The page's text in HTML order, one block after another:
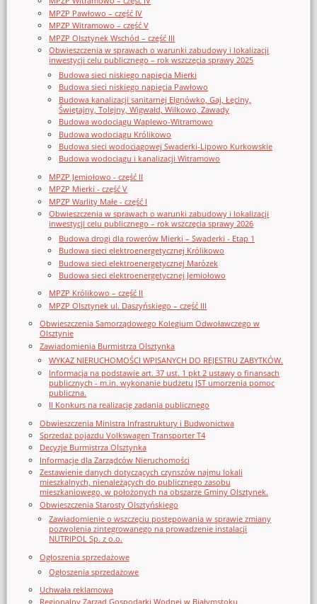
MPZP Pawłowo – część IV
MPZP Witramowo – część V
MPZP Olsztynek Wschód – część III
Obwieszczenia w sprawach o warunki zabudowy i lokalizacji
inwestycji celu publicznego – rok wszczęcia sprawy 2025
Budowa sieci niskiego napięcia Mierki
Budowa sieci niskiego napięcia Pawłowo
Budowa kanalizacji sanitarnej Elgnówko, Gaj, Łęciny,
Świętajny, Tolejny, Wigwałd, Wilkowo, Zawady
Budowa wodociągu Waplewo-Witramowo
Budowa wodociągu Królikowo
Budowa sieci wodociągowej Swaderki-Lipowo Kurkowskie
Budowa wodociągu i kanalizacji Witramowo
MPZP Jemiołowo - część II
MPZP Mierki - część V
MPZP Warlity Małe - część I
Obwieszczenia w sprawach o warunki zabudowy i lokalizacji
inwestycji celu publicznego – rok wszczęcia sprawy 2026
Budowa drogi dla rowerów Mierki – Swaderki - Etap 1
Budowa sieci elektroenergetycznej Królikowo
Budowa sieci elektroenergetycznej Marózek
Budowa sieci elektroenergetycznej Jemiołowo
MPZP Królikowo – część II
MPZP Olsztynek ul. Daszyńskiego – część III
Obwieszczenia Samorządowego Kolegium Odwoławczego w
Olsztynie
Zawiadomienia Burmistrza Olsztynka
WYKAZ NIERUCHOMOŚCI WPISANYCH DO REJESTRU ZABYTKÓW.
Informacja na podstawie art. 37 ust. 1 pkt 2 ustawy o finansach
publicznych - m.in. wykonanie budżetu JST umorzenia pomoc
publiczna.
II Konkurs na realizację zadania publicznego
Obwieszczenia Ministra Infrastruktury i Budwonictwa
Sprzedaż pojazdu Volkswagen Transporter T4
Decyzje Burmistrza Olsztynka
Informacje dla Zarządców Nieruchomości
Zestawienie danych dotyczących czynszów najmu lokali
mieszkalnych, nienależących do publicznego zasobu
mieszkaniowego, w położonych na obszarze Gminy Olsztynek.
Obwieszczenia Starosty Olsztyńskiego
Zawiadomienie o wszczęciu postępowania w sprawie zmiany
pozwolenia zintegrowanego na prowadzenie instalacji
NUTRIPOL Sp. z o.o.
Ogłoszenia sprzedażowe
Ogłoszenia sprzedażowe
Uchwała reklamowa
Regionalny Zarząd Gospodarki Wodnej w Białymstoku